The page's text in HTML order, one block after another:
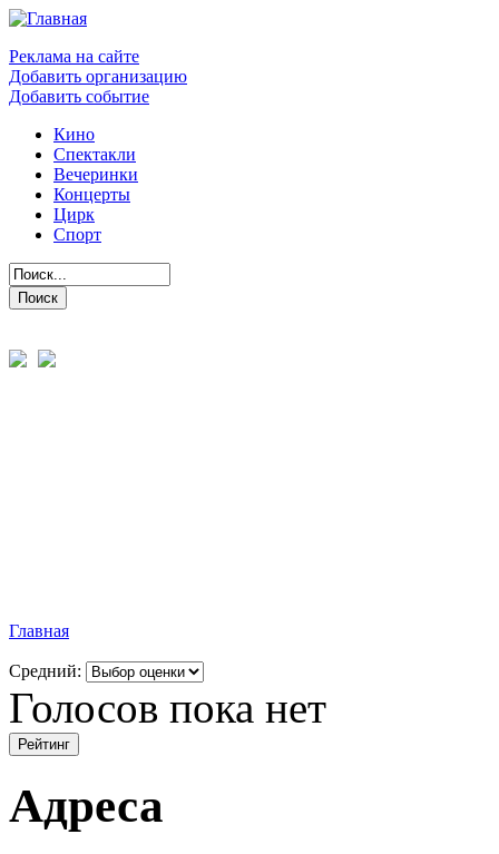
Реклама на сайте
Добавить организацию
Добавить событие
Кино
Спектакли
Вечеринки
Концерты
Цирк
Спорт
Главная
Средний:
Голосов пока нет
Адреса